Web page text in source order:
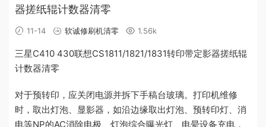
器搓纸辊计数器清零
11-14 软诚修刷机清零 1.56k
三星C410 430联想CS1811/1821/1831转印带定影器搓纸辊
计数器清零
对于预转印，应关闭电源并拆下手稿台玻璃。打印机维修
时，取出灯泡、显影器，如沿边缘取出灯泡、预转印灯、消
电等NP的AC消除电极、灯泡综合曝光灯、电晕设备充电，